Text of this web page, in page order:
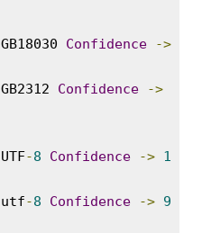
GB18030 Confidence
->
GB2312 Confidence
->
UTF-8 Confidence -> 1
utf-8 Confidence -> 9